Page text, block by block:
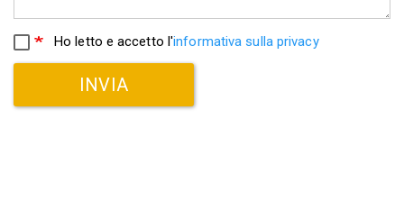
Ho letto e accetto l'informativa sulla privacy
INVIA